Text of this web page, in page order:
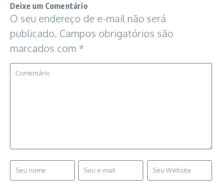
Deixe um Comentário
O seu endereço de e-mail não será
publicado. Campos obrigatórios são
marcados com *